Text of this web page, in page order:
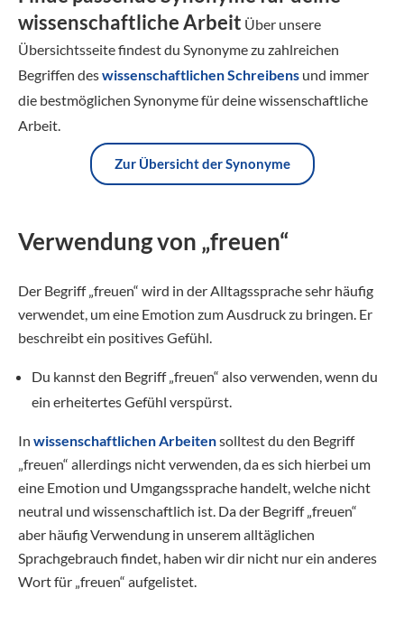
wissenschaftliche Arbeit Über unsere
Übersichtsseite findest du Synonyme zu zahlreichen
Begriffen deswissenschaftlichen Schreibens und immer
die bestmöglichen Synonyme für deine wissenschaftliche
Arbeit.
Zur Übersicht der Synonyme
Verwendung von „freuen“
Der Begriff „freuen“ wird in der Alltagssprache sehr häufig
verwendet, um eine Emotion zum Ausdruck zu bringen. Er
beschreibt ein positives Gefühl.
Du kannst den Begriff „freuen“ also verwenden, wenn du
ein erheitertes Gefühl verspürst.
In wissenschaftlichen Arbeitensolltest du den Begriff
„freuen“ allerdings nicht verwenden, da es sich hierbei um
eine Emotion und Umgangssprache handelt, welche nicht
neutral und wissenschaftlich ist. Da der Begriff „freuen“
aber häufig Verwendung in unserem alltäglichen
Sprachgebrauch findet, haben wir dir nicht nur ein anderes
Wort für „freuen“ aufgelistet.